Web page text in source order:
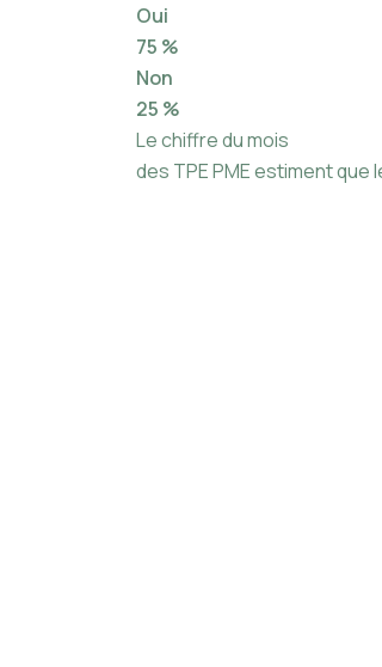
Oui
75 %
Non
25 %
Le chiffre du mois
des TPE PME estiment que